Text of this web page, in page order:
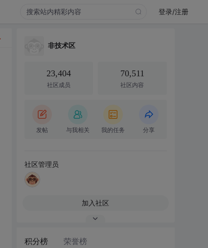
登录/注册
非技术区
23,404
社区成员
70,511
社区内容
发帖 与我相关 我的任务 分享
社区管理员
加入社区
积分榜 荣誉榜